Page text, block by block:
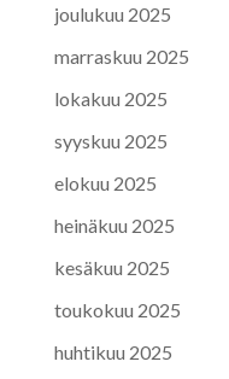
joulukuu 2025
marraskuu 2025
lokakuu 2025
syyskuu 2025
elokuu 2025
heinäkuu 2025
kesäkuu 2025
toukokuu 2025
huhtikuu 2025